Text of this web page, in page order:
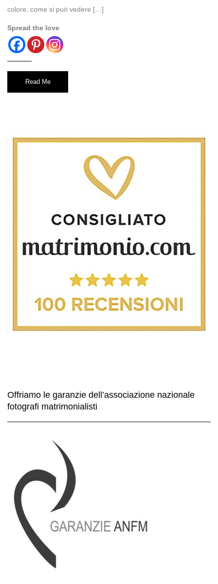
colore, come si può vedere […]
Spread the love
Read Me
Offriamo le garanzie dell’associazione nazionale
fotografi matrimonialisti